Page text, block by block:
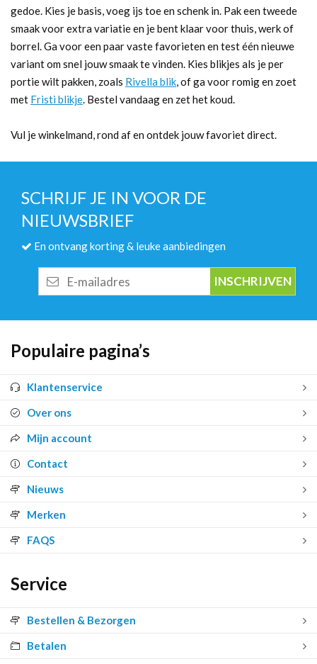
gedoe. Kies je basis, voeg ijs toe en schenk in. Pak een tweede
smaak voor extra variatie en je bent klaar voor thuis, werk of
borrel. Ga voor een paar vaste favorieten en test één nieuwe
variant om snel jouw smaak te vinden. Kies blikjes als je per
portie wilt pakken, zoals Rivella blik, of ga voor romig en zoet
met Fristi blikje. Bestel vandaag en zet het koud.
Vul je winkelmand, rond af en ontdek jouw favoriet direct.
SCHRIJF JE IN VOOR DE
NIEUWSBRIEF
En ontvang korting & leuke aanbiedingen
mailadres
Populaire pagina’s
Klantenservice
Over ons
Mijn account
Contact
Nieuws
Merken
FAQS
Service
Bestellen & Bezorgen
Betalen